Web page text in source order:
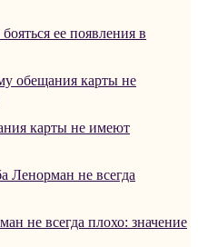
ее появления в
карты не имеют
не всегда плохо: значение